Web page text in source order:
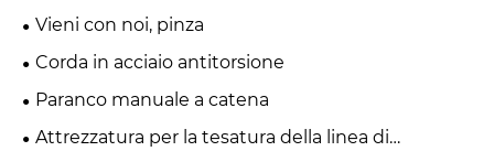
Vieni con noi, pinza
Corda in acciaio antitorsione
Paranco manuale a catena
Attrezzatura per la tesatura della linea di